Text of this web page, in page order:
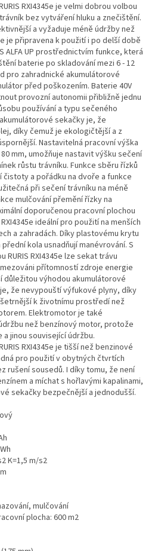
RXI4345e je velmi dobrou volbou
bez vytváření hluku a znečištění.
a vyžaduje méně údržby než
je připravena k použití i po delší době
ALFA UP prostřednictvím funkce, která
baterie po skladování mezi 6 - 12
pro zahradnické akumulátorové
před poškozením. Baterie 40V
provozní autonomii přibližně jednu
používání a typu sečeného
sekačky je, že
díky čemuž je ekologičtější a z
Nastavitelná pracovní výška
mm, umožňuje nastavit výšku sečení
růstu trávníku. Funkce sběru řízků
a pořádku na dvoře a funkce
při sečení trávníku na méně
mulčování přemění řízky na
doporučenou pracovní plochou
ideální pro použití na menších
a zahradách. Díky plastovému krytu
kola usnadňují manévrování. S
RURIS RXI4345e lze sekat trávu
přítomností zdroje energie
důležitou výhodou akumulátorové
je, že nevypouští výfukové plyny, díky
k životnímu prostředí než
Elektromotor je také
než benzínový motor, protože
jinou související údržbu.
RXI4345e je tišší než benzinové
pro použití v obytných čtvrtích
rušení sousedů. I díky tomu, že není
a míchat s hořlavými kapalinami,
sekačky bezpečnější a jednodušší.
K=1,5 m/s2
mulčování
plocha: 600 m2